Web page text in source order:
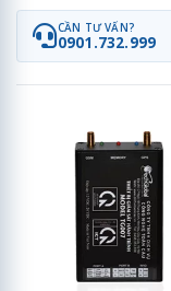
CẦN TƯ VẤN?
0901.732.999